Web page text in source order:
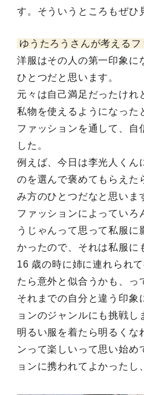
す。そういうところもぜひ
ゆうたろうさんが考える
洋服はその人の第一印象に
ひとつだと思います。
元々は自己満足だったけれ
私物を使えるようになった
ファッションを通して、自
した。
例えば、今日は李光人くん
のを選んで褒めてもらえた
み方のひとつだなと思いま
ファッションによっていろ
うじゃんって思って私服
かったので、それは私服に
16 歳の時に姉に連れられ
たら意外と似合うかも、っ
それまでの自分と違う印象
ョンのジャンルにも挑戦し
明るい服を着たら明るくな
ンって楽しいって思い始め
ョンに携われてよかったし